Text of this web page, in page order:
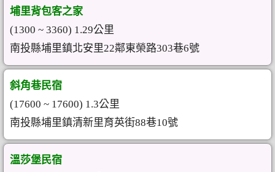
埔里背包客之家
(1300 ~ 3360) 1.29公里
南投縣埔里鎮北安里22鄰東榮路303巷6號
斜角巷民宿
(17600 ~ 17600) 1.3公里
南投縣埔里鎮清新里育英街88巷10號
溫莎堡民宿